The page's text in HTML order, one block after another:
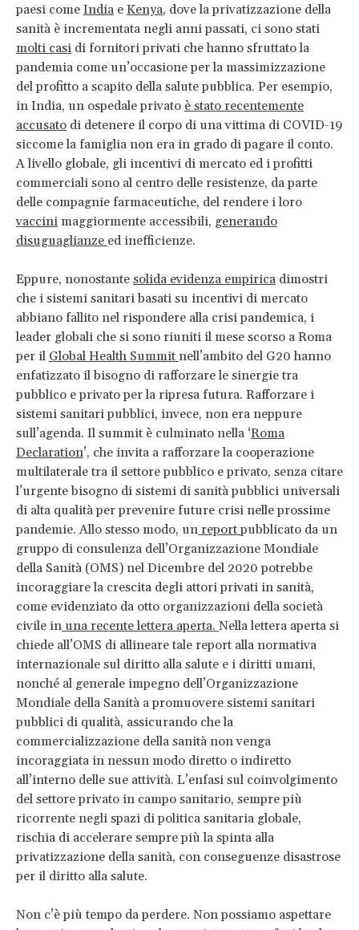
paesi come India e Kenya, dove la privatizzazione della
sanità è incrementata negli anni passati, ci sono stati
molti casi di fornitori privati che hanno sfruttato la
pandemia come un’occasione per la massimizzazione
del profitto a scapito della salute pubblica. Per esempio,
in India, un ospedale privato è stato recentemente
accusato di detenere il corpo di una vittima di COVID-19
siccome la famiglia non era in grado di pagare il conto.
A livello globale, gli incentivi di mercato ed i profitti
commerciali sono al centro delle resistenze, da parte
delle compagnie farmaceutiche, del rendere i loro
vaccini maggiormente accessibili, generando
disuguaglianze ed inefficienze.
Eppure, nonostante solida evidenza empirica dimostri
che i sistemi sanitari basati su incentivi di mercato
abbiano fallito nel rispondere alla crisi pandemica, i
leader globali che si sono riuniti il mese scorso a Roma
per il Global Health Summit nell’ambito del G20 hanno
enfatizzato il bisogno di rafforzare le sinergie tra
pubblico e privato per la ripresa futura. Rafforzare i
sistemi sanitari pubblici, invece, non era neppure
sull’agenda. Il summit è culminato nella ‘Roma
Declaration’, che invita a rafforzare la cooperazione
multilaterale tra il settore pubblico e privato, senza citare
l’urgente bisogno di sistemi di sanità pubblici universali
di alta qualità per prevenire future crisi nelle prossime
pandemie. Allo stesso modo, un reportpubblicato da un
gruppo di consulenza dell’Organizzazione Mondiale
della Sanità (OMS) nel Dicembre del 2020 potrebbe
incoraggiare la crescita degli attori privati in sanità,
come evidenziato da otto organizzazioni della società
civile in una recente lettera aperta. Nella lettera aperta si
chiede all’OMS di allineare tale report alla normativa
internazionale sul diritto alla salute e i diritti umani,
nonché al generale impegno dell’Organizzazione
Mondiale della Sanità a promuovere sistemi sanitari
pubblici di qualità, assicurando che la
commercializzazione della sanità non venga
incoraggiata in nessun modo diretto o indiretto
all’interno delle sue attività. L’enfasi sul coinvolgimento
del settore privato in campo sanitario, sempre più
ricorrente negli spazi di politica sanitaria globale,
rischia di accelerare sempre più la spinta alla
privatizzazione della sanità, con conseguenze disastrose
per il diritto alla salute.
Non c’è più tempo da perdere. Non possiamo aspettare